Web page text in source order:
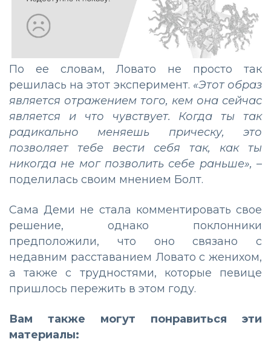
По ее словам, Ловато не просто так
решилась на этот эксперимент. «Этот образ
является отражением того, кем она сейчас
является и что чувствует. Когда ты так
радикально меняешь прическу, это
позволяет тебе вести себя так, как ты
никогда не мог позволить себе раньше», –
поделилась своим мнением Болт.
Сама Деми не стала комментировать свое
решение, однако поклонники
предположили, что оно связано с
недавним расставанием Ловато с женихом,
а также с трудностями, которые певице
пришлось пережить в этом году.
Вам также могут понравиться эти
материалы: